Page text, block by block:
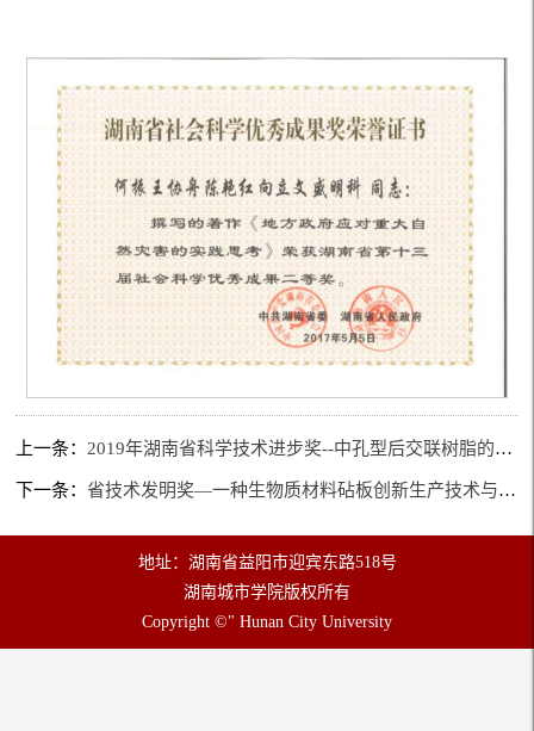
上一条： 2019年湖南省科学技术进步奖--中孔型后交联树脂的绿色制备及废水处理新技术集成与应用
下一条：省技术发明奖—一种生物质材料砧板创新生产技术与产业化应用
地址：湖南省益阳市迎宾东路518号
湖南城市学院版权所有
Copyright ©" Hunan City University